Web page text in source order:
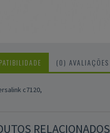
(0) AVALIAÇÕES
c7120,
RELACIONADOS